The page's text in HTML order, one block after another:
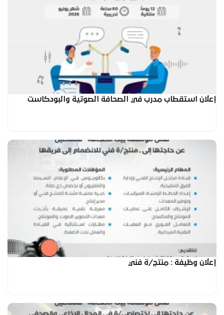
إعلان استقطاب مدرب في الصحافة الصوتية والبودكاست
إعلان وظيفة : منتج/ة فني